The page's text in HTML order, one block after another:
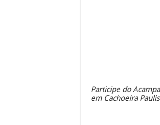
Participe do
em Cachoeira